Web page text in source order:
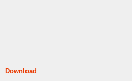
Download